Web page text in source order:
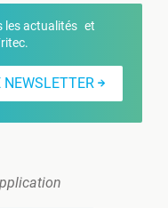
les actualités et
NEWSLETTER